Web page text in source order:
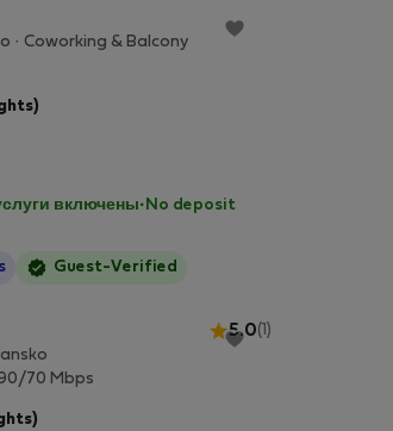
· Coworking & Balcony
включены· No deposit
Guest-Verified
5.0(1)
70 Mbps